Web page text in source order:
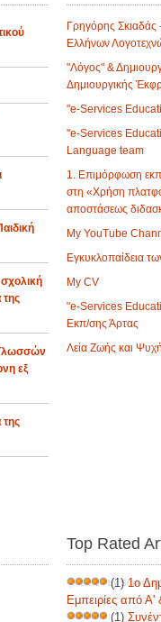
της
εξ
της
Γρηγόρης Σκιαδάς
Ελλήνων
"Λόγος" &
Δημιουργικής
''e-Services
''e-Services
Language team
1. Επιμόρφωση
στη «Χρήση
αποστάσεως
My YouTube
Εγκυκλοπαίδεια
My CV
"e-Services
Εκπ/σης Άρτας
Λεία Ζωής και
powered by Surfing
Top Rated
(1)1ο
Εμπειρίες από Α'
(1)